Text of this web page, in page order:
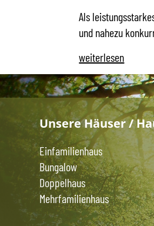
Als
und nahezu
weiterlesen
Unsere Häuser /
Einfamilienhaus
Bungalow
Doppelhaus
Mehrfamilienhaus